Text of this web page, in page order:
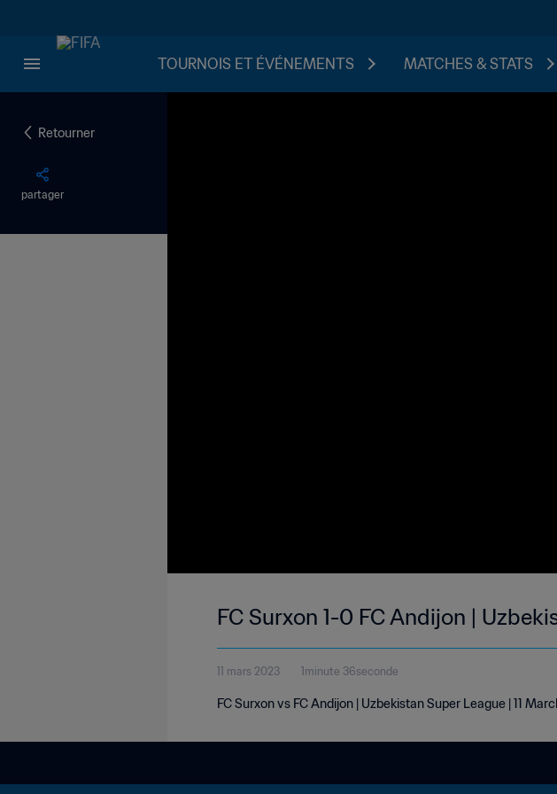
TOURNOIS ET ÉVÉNEMENTS MATCHES & STATS
Retourner
partager
FC Surxon 1-0 FC Andijon |
11 mars 2023 1minute 36seconde
FC Surxon vs FC Andijon | Uzbekistan Super League | 11